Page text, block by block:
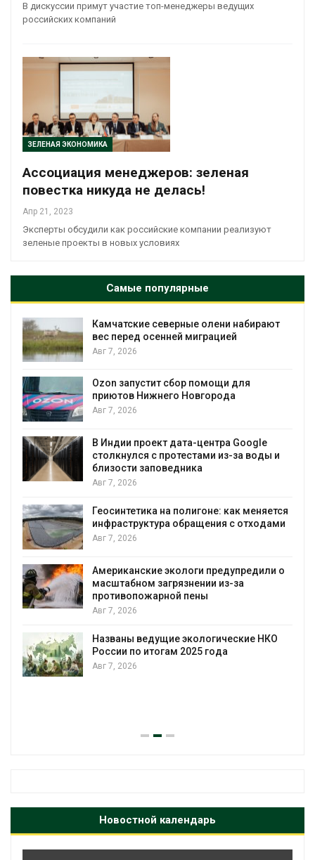
В дискуссии примут участие топ-менеджеры ведущих
российских компаний
ЗЕЛЕНАЯ ЭКОНОМИКА
Ассоциация менеджеров: зеленая
повестка никуда не делась!
Апр 21, 2023
Эксперты обсудили как российские компании реализуют
зеленые проекты в новых условиях
Самые популярные
Камчатские северные олени набирают
вес перед осенней миграцией
Авг 7, 2026
Ozon запустит сбор помощи для
приютов Нижнего Новгорода
Авг 7, 2026
В Индии проект дата-центра Google
столкнулся с протестами из-за воды и
близости заповедника
Авг 7, 2026
Геосинтетика на полигоне: как меняется
инфраструктура обращения с отходами
Авг 7, 2026
Американские экологи предупредили о
масштабном загрязнении из-за
противопожарной пены
Авг 7, 2026
Названы ведущие экологические НКО
России по итогам 2025 года
Авг 7, 2026
Новостной календарь